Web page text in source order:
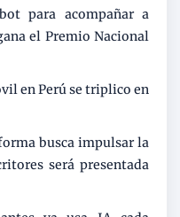
para acompañar a
el Premio Nacional
en Perú se triplico en
busca impulsar la
será presentada